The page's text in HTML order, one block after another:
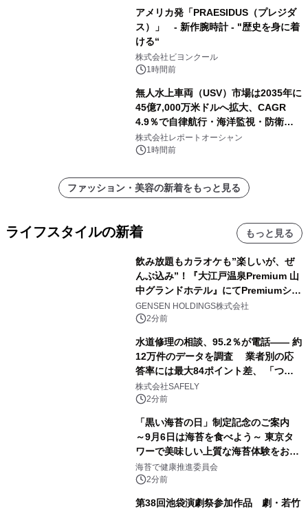
アメリカ発「PRAESIDUS（プレジダ
ス）」 - 新作腕時計 - "歴史を身に着
ける“
株式会社ビヨンクール
1時間前
無人水上車両（USV）市場は2035年に
45億7,000万米ドルへ拡大、CAGR
4.9％で自律航行・海洋監視・防衛用
途の導入が加速
株式会社レポートオーシャン
1時間前
ファッション・美容の新着をもっと見る
ライフスタイルの新着 もっと見る
飲み放題もカラオケも”楽しいが、ぜ
んぶ込み”！『大江戸温泉Premium 山
中グランドホテル』にてPremiumシリ
ーズ初のオールインクルーシブ導入
GENSEN HOLDINGS株式会社
2分前
水道修理の相談、95.2％が電話―― 約
12万件のデータを調査 業者別の応
答率には最大84ポイント差、 「つな
がりやすさ」も選定基準に
株式会社SAFELY
2分前
「黒い海苔の日」制定記念のご案内
～9月6日は海苔を食べよう～ 東京タ
ワーで美味しい上質な海苔体験をお届
けします！
海苔で健康推進委員会
2分前
第38回池袋演劇祭参加作品 劇・若竹